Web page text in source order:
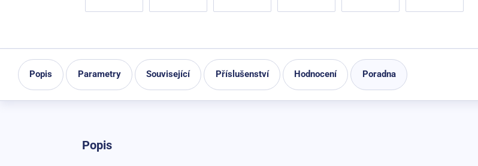
Popis Parametry Související Příslušenství Hodnocení Poradna
Popis